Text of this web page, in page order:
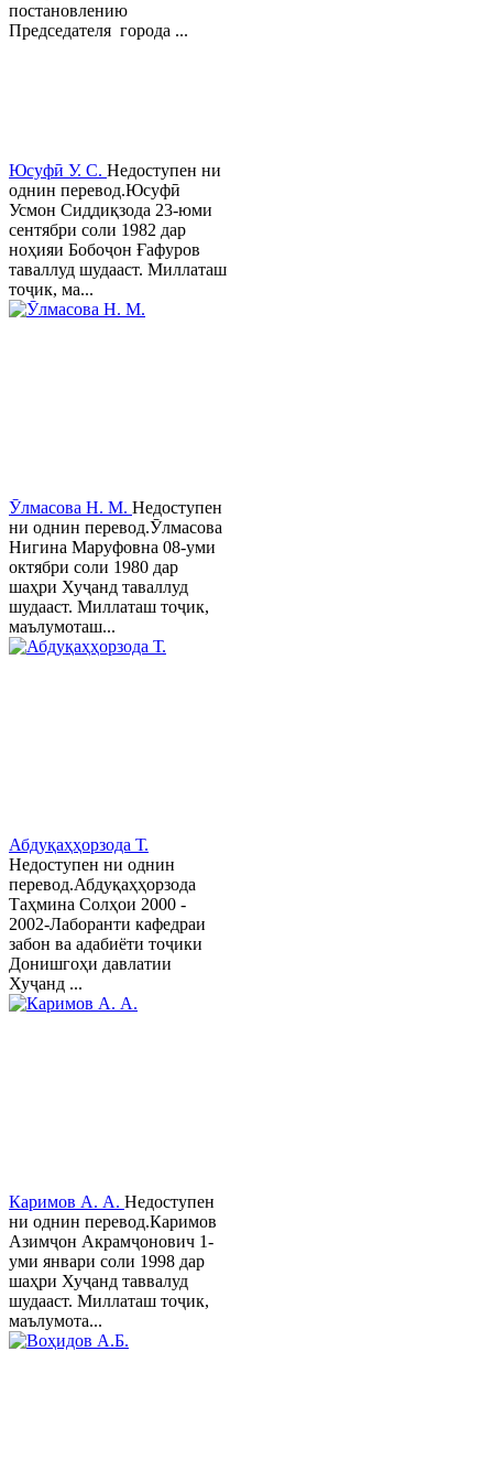
постановлению
Председателя города ...
Юсуфӣ У. C. Недоступен ни
однин перевод.Юсуфӣ
Усмон Сиддиқзода 23-юми
сентябри соли 1982 дар
ноҳияи Бобоҷон Ғафуров
таваллуд шудааст. Миллаташ
тоҷик, ма...
Ӯлмасова Н. М. Недоступен
ни однин перевод.Ӯлмасова
Нигина Маруфовна 08-уми
октябри соли 1980 дар
шаҳри Хуҷанд таваллуд
шудааст. Миллаташ тоҷик,
маълумоташ...
Абдуқаҳҳорзода Т.
Недоступен ни однин
перевод.Абдуқаҳҳорзода
Таҳмина Солҳои 2000 -
2002-Лаборанти кафедраи
забон ва адабиёти тоҷики
Донишгоҳи давлатии
Хуҷанд ...
Каримов А. А. Недоступен
ни однин перевод.Каримов
Азимҷон Акрамҷонович 1-
уми январи соли 1998 дар
шаҳри Хуҷанд таввалуд
шудааст. Миллаташ тоҷик,
маълумота...